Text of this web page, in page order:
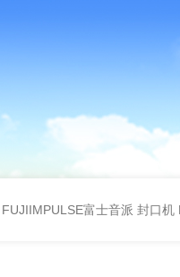
FUJIIMPULSE富士音派 封口机